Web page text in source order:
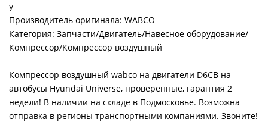
у
Производитель оригинала: WABCO
Категория: Запчасти/Двигатель/Навесное оборудование/
Компрессор/Компрессор воздушный
Компрессор воздушный wabco на двигатели D6CB на
автобусы Hyundai Universe, проверенные, гарантия 2
недели! В наличии на складе в Подмосковье. Возможна
отправка в регионы транспортными компаниями. Звоните!